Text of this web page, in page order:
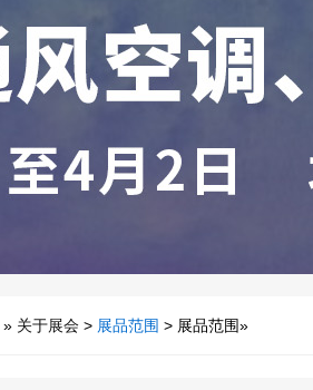
» 关于展会 > 展品范围 > 展品范围»